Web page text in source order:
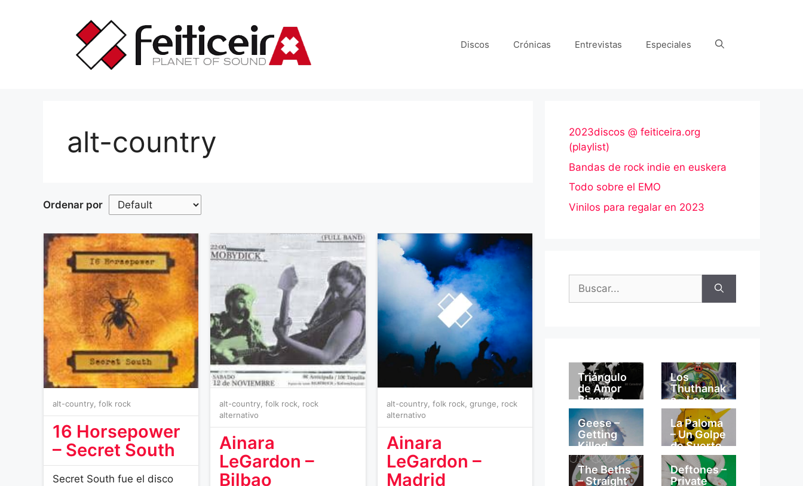
Discos Crónicas Entrevistas Especiales
alt-country
Ordenar por
alt-country, folk rock
16 Horsepower
– Secret South
Secret South fue el disco
alt-country,folk rock, rock
alternativo
Ainara
LeGardon –
Bilbao
alt-country, folk rock, grunge, rock
alternativo
Ainara
LeGardon –
Madrid
2023discos @ feiticeira.org
(playlist)
Bandas de rock indie en euskera
Todo sobre el EMO
Vinilos para regalar en 2023
Triángulo
de Amor
Bizarro –
Mi
Catedral
Los
Thuthanak
a – Los
Thuthanak
a
Geese –
Getting
Killed
La Paloma
– Un Golpe
de Suerte
The Beths
– Straight
Deftones –
Private